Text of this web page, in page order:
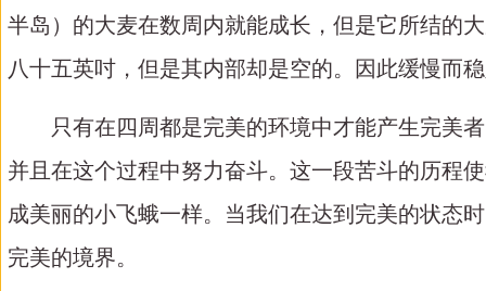
半岛）的大麦在数周内就能成长，但是它所结的
八十五英吋，但是其内部却是空的。因此缓慢而
只有在四周都是完美的环境中才能产生完美
并且在这个过程中努力奋斗。这一段苦斗的历程
成美丽的小飞蛾一样。当我们在达到完美的状态
完美的境界。